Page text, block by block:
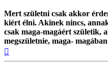
Mert születni csak akkor
kiért élni. Akinek nincs,
csak maga-magáért születik,
megszületnie, maga-